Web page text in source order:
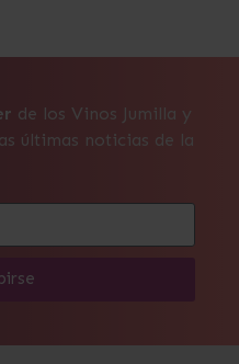
de los Vinos Jumilla y
últimas noticias de la